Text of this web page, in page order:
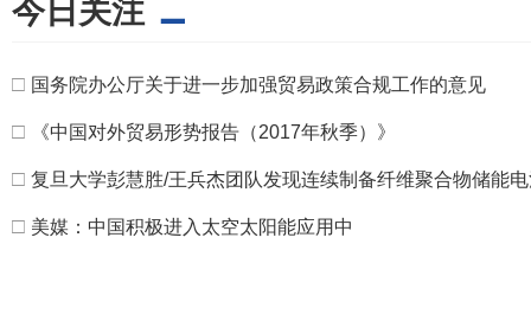
今日关注
□ 国务院办公厅关于进一步加强贸易政策合规工作的意见
□ 《中国对外贸易形势报告（2017年秋季）》
□ 复旦大学彭慧胜/王兵杰团队发现连续制备纤维聚合物储能
□ 美媒：中国积极进入太空太阳能应用中